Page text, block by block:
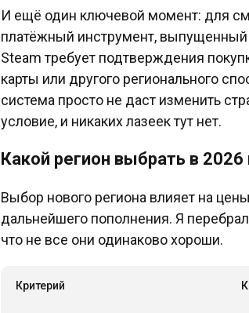
И ещё один ключевой момент: для
платёжный инструмент,
Steam требует подтверждения
карты или другого регионального
система просто не даст изменить
условие, и никаких лазеек тут нет.
Какой регион выбрать в 2026
Выбор нового региона влияет на
дальнейшего пополнения. Я
что не все они одинаково хороши.
Критерий